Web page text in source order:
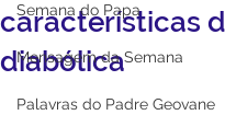
Semana do Papa
Mensagem da Semana
Palavras do Padre Geovane
características
diabólica